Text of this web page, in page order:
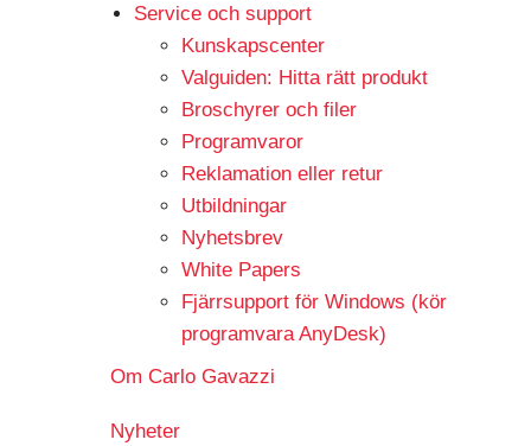
Service och support
Kunskapscenter
Valguiden: Hitta rätt produkt
Broschyrer och filer
Programvaror
Reklamation eller retur
Utbildningar
Nyhetsbrev
White Papers
Fjärrsupport för Windows (kör
programvara AnyDesk)
Om Carlo Gavazzi
Nyheter